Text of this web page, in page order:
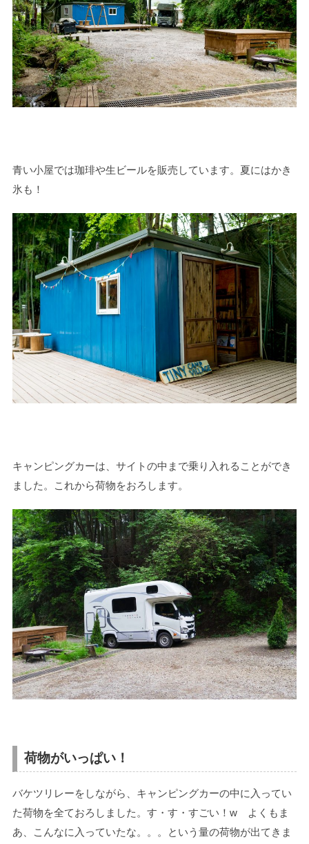
青い小屋では珈琲や生ビールを販売しています。夏にはかき
氷も！
キャンピングカーは、サイトの中まで乗り入れることができ
ました。これから荷物をおろします。
荷物がいっぱい！
バケツリレーをしながら、キャンピングカーの中に入ってい
た荷物を全ておろしました。す・す・すごい！w よくもま
あ、こんなに入っていたな。。。という量の荷物が出てきま